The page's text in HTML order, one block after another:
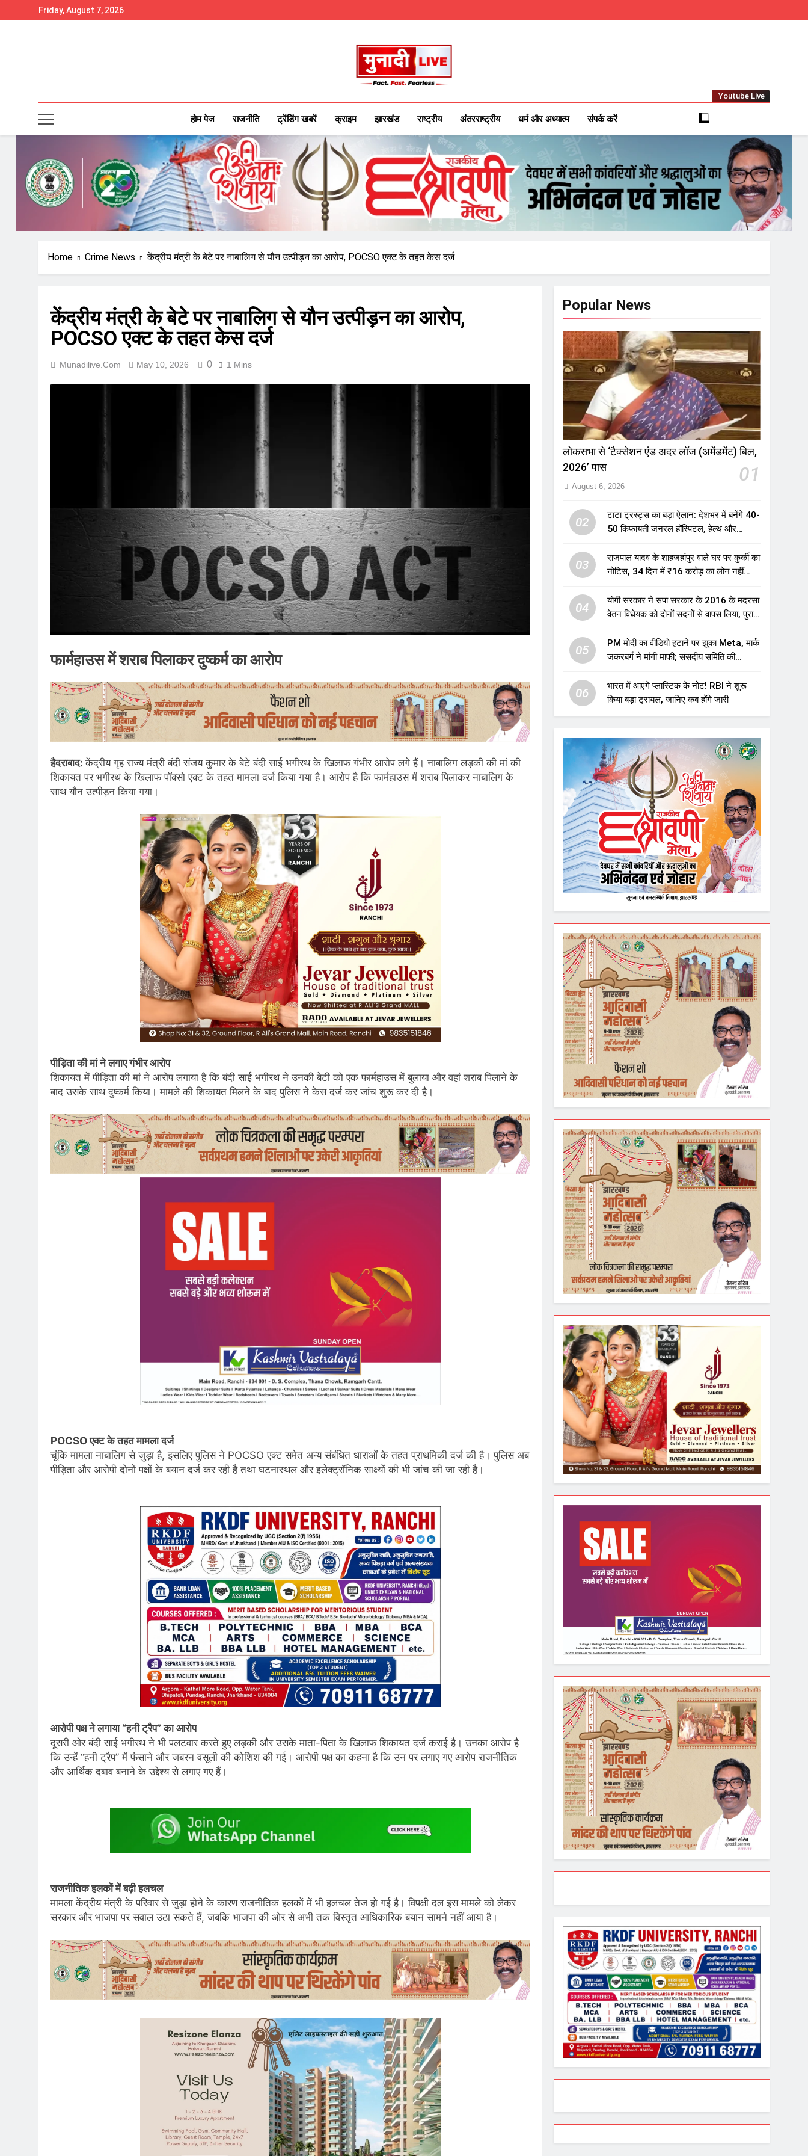
to
Friday, August 7, 2026
Munadilive.com
Munadi Live – Jharkhand's Leading Local News Network
Youtube Live
होम पेज राजनीति ट्रेंडिंग खबरें क्राइम झारखंड राष्ट्रीय अंतरराष्ट्रीय धर्म और अध्यात्म संपर्क करें
Home Crime News केंद्रीय मंत्री के बेटे पर नाबालिग से यौन उत्पीड़न का आरोप, POCSO एक्ट के तहत केस दर्ज
केंद्रीय मंत्री के बेटे पर नाबालिग से यौन उत्पीड़न का आरोप,
POCSO एक्ट के तहत केस दर्ज
Munadilive.com May 10, 2026 0 1 Mins
फार्महाउस में शराब पिलाकर दुष्कर्म का आरोप
हैदराबाद:केंद्रीय गृह राज्य मंत्री बंदी संजय कुमार के बेटे बंदी साई भगीरथ के खिलाफ गंभीर आरोप लगे हैं। नाबालिग लड़की की मां की
शिकायत पर भगीरथ के खिलाफ पॉक्सो एक्ट के तहत मामला दर्ज किया गया है। आरोप है कि फार्महाउस में शराब पिलाकर नाबालिग के
साथ यौन उत्पीड़न किया गया।
पीड़िता की मां ने लगाए गंभीर आरोप
शिकायत में पीड़िता की मां ने आरोप लगाया है कि बंदी साई भगीरथ ने उनकी बेटी को एक फार्महाउस में बुलाया और वहां शराब पिलाने के
बाद उसके साथ दुष्कर्म किया। मामले की शिकायत मिलने के बाद पुलिस ने केस दर्ज कर जांच शुरू कर दी है।
POCSO एक्ट के तहत मामला दर्ज
चूंकि मामला नाबालिग से जुड़ा है, इसलिए पुलिस ने POCSO एक्ट समेत अन्य संबंधित धाराओं के तहत प्राथमिकी दर्ज की है। पुलिस अब
पीड़िता और आरोपी दोनों पक्षों के बयान दर्ज कर रही है तथा घटनास्थल और इलेक्ट्रॉनिक साक्ष्यों की भी जांच की जा रही है।
आरोपी पक्ष ने लगाया “हनी ट्रैप” का आरोप
दूसरी ओर बंदी साई भगीरथ ने भी पलटवार करते हुए लड़की और उसके माता-पिता के खिलाफ शिकायत दर्ज कराई है। उनका आरोप है
कि उन्हें “हनी ट्रैप” में फंसाने और जबरन वसूली की कोशिश की गई। आरोपी पक्ष का कहना है कि उन पर लगाए गए आरोप राजनीतिक
और आर्थिक दबाव बनाने के उद्देश्य से लगाए गए हैं।
राजनीतिक हलकों में बढ़ी हलचल
मामला केंद्रीय मंत्री के परिवार से जुड़ा होने के कारण राजनीतिक हलकों में भी हलचल तेज हो गई है। विपक्षी दल इस मामले को लेकर
सरकार और भाजपा पर सवाल उठा सकते हैं, जबकि भाजपा की ओर से अभी तक विस्तृत आधिकारिक बयान सामने नहीं आया है।
Popular News
लोकसभा से ‘टैक्सेशन एंड अदर लॉज (अमेंडमेंट) बिल,
2026’ पास
01
August 6, 2026
02
टाटा ट्रस्ट्स का बड़ा ऐलान: देशभर में बनेंगे 40-
50 किफायती जनरल हॉस्पिटल, हेल्थ और
03
राजपाल यादव के शाहजहांपुर वाले घर पर कुर्की का
नोटिस, 34 दिन में ₹16 करोड़ का लोन नहीं
04
योगी सरकार ने सपा सरकार के 2016 के मदरसा
वेतन विधेयक को दोनों सदनों से वापस लिया, पुराने
उठाए सवाल
05
PM मोदी का वीडियो हटाने पर झुका Meta, मार्क
जकरबर्ग ने मांगी माफी; संसदीय समिति की
06
भारत में आएंगे प्लास्टिक के नोट! RBI ने शुरू
किया बड़ा ट्रायल, जानिए कब होंगे जारी